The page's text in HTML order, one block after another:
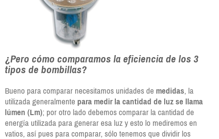
¿Pero cómo comparamos la eficiencia de los 3
tipos de bombillas?
Bueno para comparar necesitamos unidades de medidas, la
utilizada generalmente para medir la cantidad de luz se llama
lúmen (Lm); por otro lado debemos comparar la cantidad de
energía utilizada para generar esa luz y esto lo mediremos en
vatios, así pues para comparar, sólo tenemos que dividir los